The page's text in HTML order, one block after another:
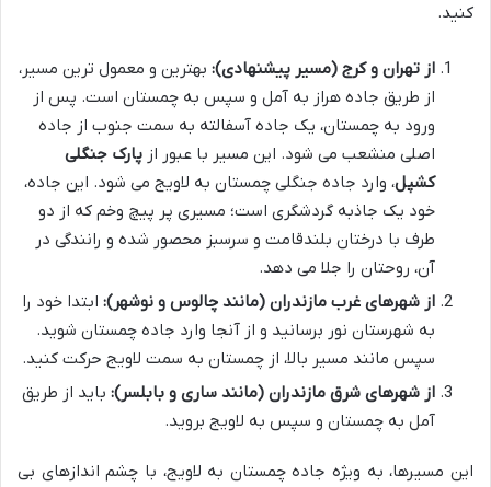
کنید.
از تهران و کرج (مسیر پیشنهادی): بهترین و معمول ترین مسیر،
از طریق جاده هراز به آمل و سپس به چمستان است. پس از
ورود به چمستان، یک جاده آسفالته به سمت جنوب از جاده
اصلی منشعب می شود. این مسیر با عبور از پارک جنگلی
کشپل، وارد جاده جنگلی چمستان به لاویج می شود. این جاده،
خود یک جاذبه گردشگری است؛ مسیری پر پیچ وخم که از دو
طرف با درختان بلندقامت و سرسبز محصور شده و رانندگی در
آن، روحتان را جلا می دهد.
از شهرهای غرب مازندران (مانند چالوس و نوشهر): ابتدا خود را
به شهرستان نور برسانید و از آنجا وارد جاده چمستان شوید.
سپس مانند مسیر بالا، از چمستان به سمت لاویج حرکت کنید.
از شهرهای شرق مازندران (مانند ساری و بابلسر): باید از طریق
آمل به چمستان و سپس به لاویج بروید.
این مسیرها، به ویژه جاده چمستان به لاویج، با چشم اندازهای بی